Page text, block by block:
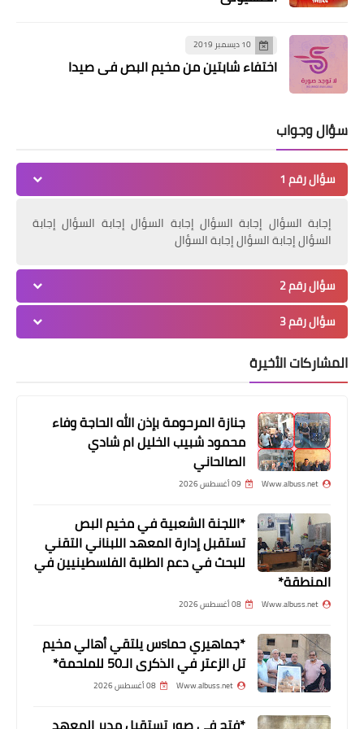
أخبار متنوعة
*مجلس علماء فلسطين يدين حرق القرآن
الكريم في السويد ويعتبر ذلك جريمة لا
اسلاميات
دريان: نطالب المجتمع الدوليّ بوضع
قوانين تحرّم الاساءة للشرائع
10 ديسمبر 2019
اختفاء شابتين من مخيم البص في صيدا
سؤال وجواب
سؤال رقم 1
إجابة السؤال إجابة السؤال إجابة السؤال إجابة السؤال إجابة
السؤال إجابة السؤال إجابة السؤال
سؤال رقم 2
سؤال رقم 3
المشاركات الأخيرة
جنازة المرحومة بإذن الله الحاجة وفاء
محمود شبيب الخليل ام شادي
الصالحاني
Www.albuss.net 09 أغسطس 2026
*اللجنة الشعبية في مخيم البص
تستقبل إدارة المعهد اللبناني التقني
للبحث في دعم الطلبة الفلسطينيين في
المنطقة*
Www.albuss.net 08 أغسطس 2026
*جماهيري حماsس يلتقي أهالي مخيم
تل الزعتر في الذكرى الـ50 للملحمة*
Www.albuss.net 08 أغسطس 2026